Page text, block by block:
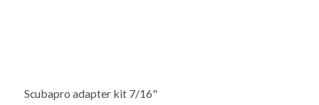
Scubapro adapter kit 7/16"